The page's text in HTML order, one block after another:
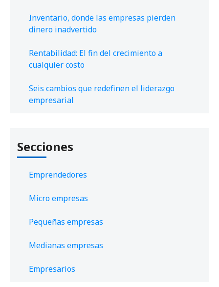
Inventario, donde las empresas pierden
dinero inadvertido
Rentabilidad: El fin del crecimiento a
cualquier costo
Seis cambios que redefinen el liderazgo
empresarial
Secciones
Emprendedores
Micro empresas
Pequeñas empresas
Medianas empresas
Empresarios